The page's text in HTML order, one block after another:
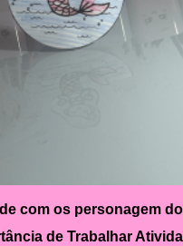
com os personagem
de Trabalhar